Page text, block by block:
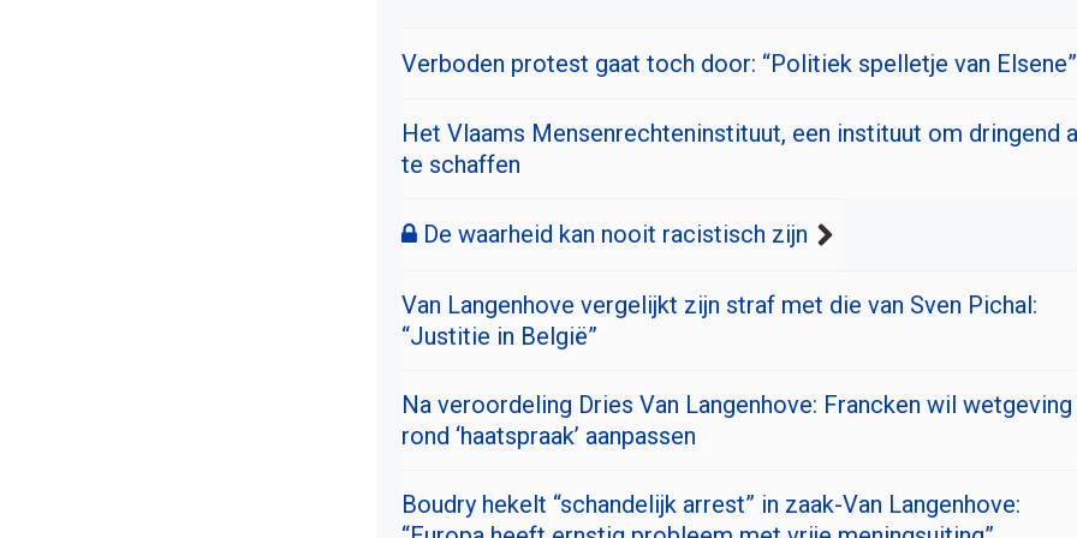
Verboden protest gaat toch door: “Politiek spelletje van Elsene”
Het Vlaams Mensenrechteninstituut, een instituut om dringend
te schaffen
De waarheid kan nooit racistisch zijn
Van Langenhove vergelijkt zijn straf met die van Sven Pichal:
“Justitie in België”
Na veroordeling Dries Van Langenhove: Francken wil wetgeving
rond ‘haatspraak’ aanpassen
Boudry hekelt “schandelijk arrest” in zaak-Van Langenhove: